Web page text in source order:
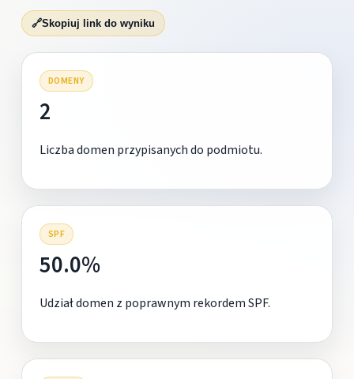
🔗Skopiuj link do wyniku
DOMENY
2
Liczba domen przypisanych do podmiotu.
SPF
50.0%
Udział domen z poprawnym rekordem SPF.